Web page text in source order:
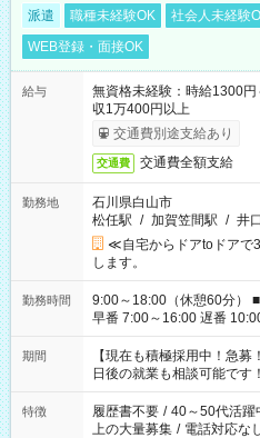
派遣 職種未経験OK 社会人未経験
WEB登録・面接OK
給与
無資格未経験：時給1300
収1万400円以上
交通費別途支給あり
交通費 交通費全額支給
勤務地
石川県白山市
松任駅 / 加賀笠間駅 / 井
≪自宅からドアtoドアで
します。
勤務時間
9:00～18:00（休憩60分） ■ご希望があれば下記シフトもOK！
早番 7:00～16:00 遅番 10:00～19:00 「家族と
い」 「余裕を持って夕飯
たくない」 など、ご希望を教えて
の方へ 今ご覧のお仕事で希
の勤務時間。 合計で週40
期間
【現在も積極採用中！急
日後の就業も相談可能です！
特徴 履歴書不要 / 40～50代活躍
上の大量募集 / 電話対応な